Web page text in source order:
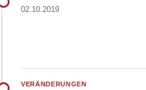
02.10.2019
VERÄNDERUNGEN